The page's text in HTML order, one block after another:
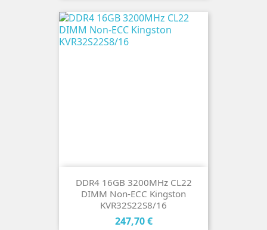
DDR4 16GB 3200MHz CL22
DIMM Non-ECC Kingston
KVR32S22S8/16
Cena
247,70 €